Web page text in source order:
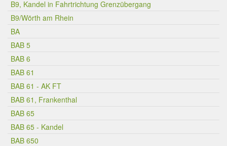
B9, Kandel in Fahrtrichtung Grenzübergang
B9/Wörth am Rhein
BA
BAB 5
BAB 6
BAB 61
BAB 61 - AK FT
BAB 61, Frankenthal
BAB 65
BAB 65 - Kandel
BAB 650